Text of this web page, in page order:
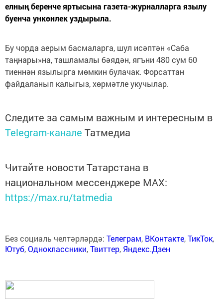
елның беренче яртысына газета-журналларга язылу
буенча ункөнлек уздырыла.
Бу чорда аерым басмаларга, шул исәптән «Саба
таңнары»на, ташламалы бәядән, ягъни 480 сум 60
тиеннән язылырга мөмкин булачак. Форсаттан
файдаланып калыгыз, хөрмәтле укучылар.
Следите за самым важным и интересным в
Telegram-канале Татмедиа
Читайте новости Татарстана в
национальном мессенджере MАХ:
https://max.ru/tatmedia
Без социаль челтәрләрдә: Телеграм, ВКонтакте,ТикТок,
Ютуб,Одноклассники,Твиттер, Яндекс.Дзен